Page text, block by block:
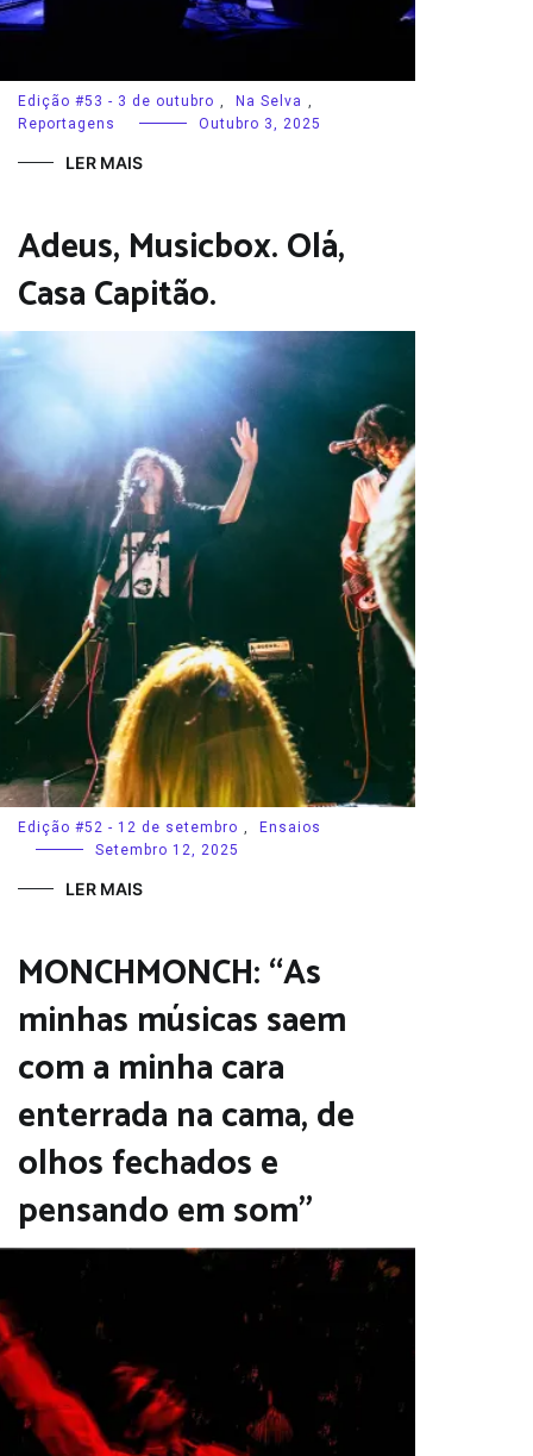
Edição #53 - 3 de outubro , Na Selva ,
Reportagens
Outubro 3, 2025
LER MAIS
Adeus, Musicbox. Olá,
Casa Capitão.
Edição #52 - 12 de setembro ,
Ensaios
Setembro 12, 2025
LER MAIS
MONCHMONCH: “As
minhas músicas saem
com a minha cara
enterrada na cama, de
olhos fechados e
pensando em som”